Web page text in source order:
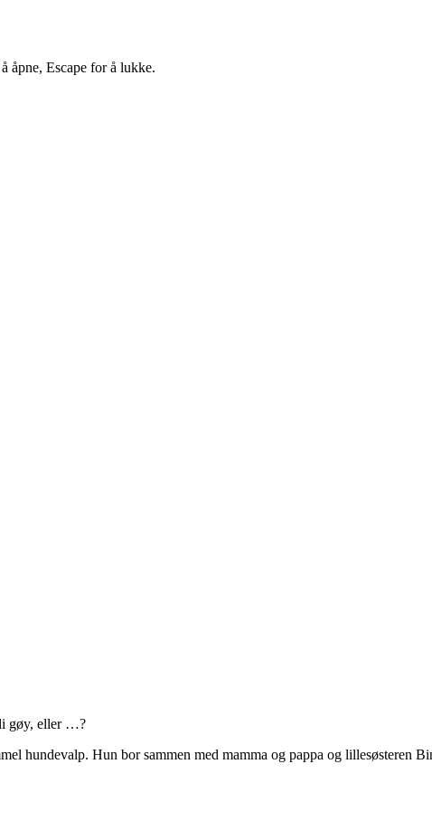
åpne, Escape for å lukke.
gøy, eller …?
hundevalp. Hun bor sammen med mamma og pappa og lillesøsteren